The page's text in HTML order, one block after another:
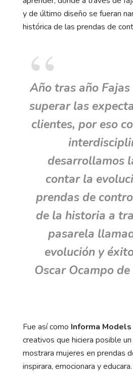
y de último diseño se fueran
histórica de las prendas de
Año tras año
superar las
clientes, por eso
desarrollamos
contar la
prendas de
de la historia a
pasarela
evolución y
Oscar Ocampo
Fue así como Informa Models
creativos que hiciera posible
mostrara mujeres en prendas
inspirara, emocionara y educara.